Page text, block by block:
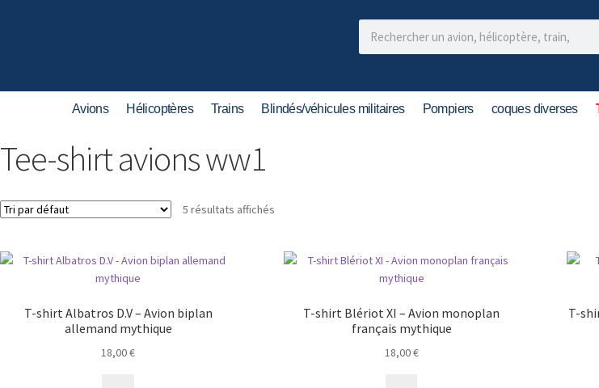
Avions Hélicoptères Trains Blindés/véhicules militaires Pompiers coques diverses
Tee-shirt avions ww1
5 résultats affichés
T-shirt Albatros D.V – Avion biplan
allemand mythique
18,00€
T-shirt Blériot XI – Avion monoplan
français mythique
18,00€
T-